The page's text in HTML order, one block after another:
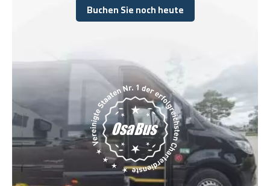
Buchen Sie noch heute
Buchen Sie noch heute